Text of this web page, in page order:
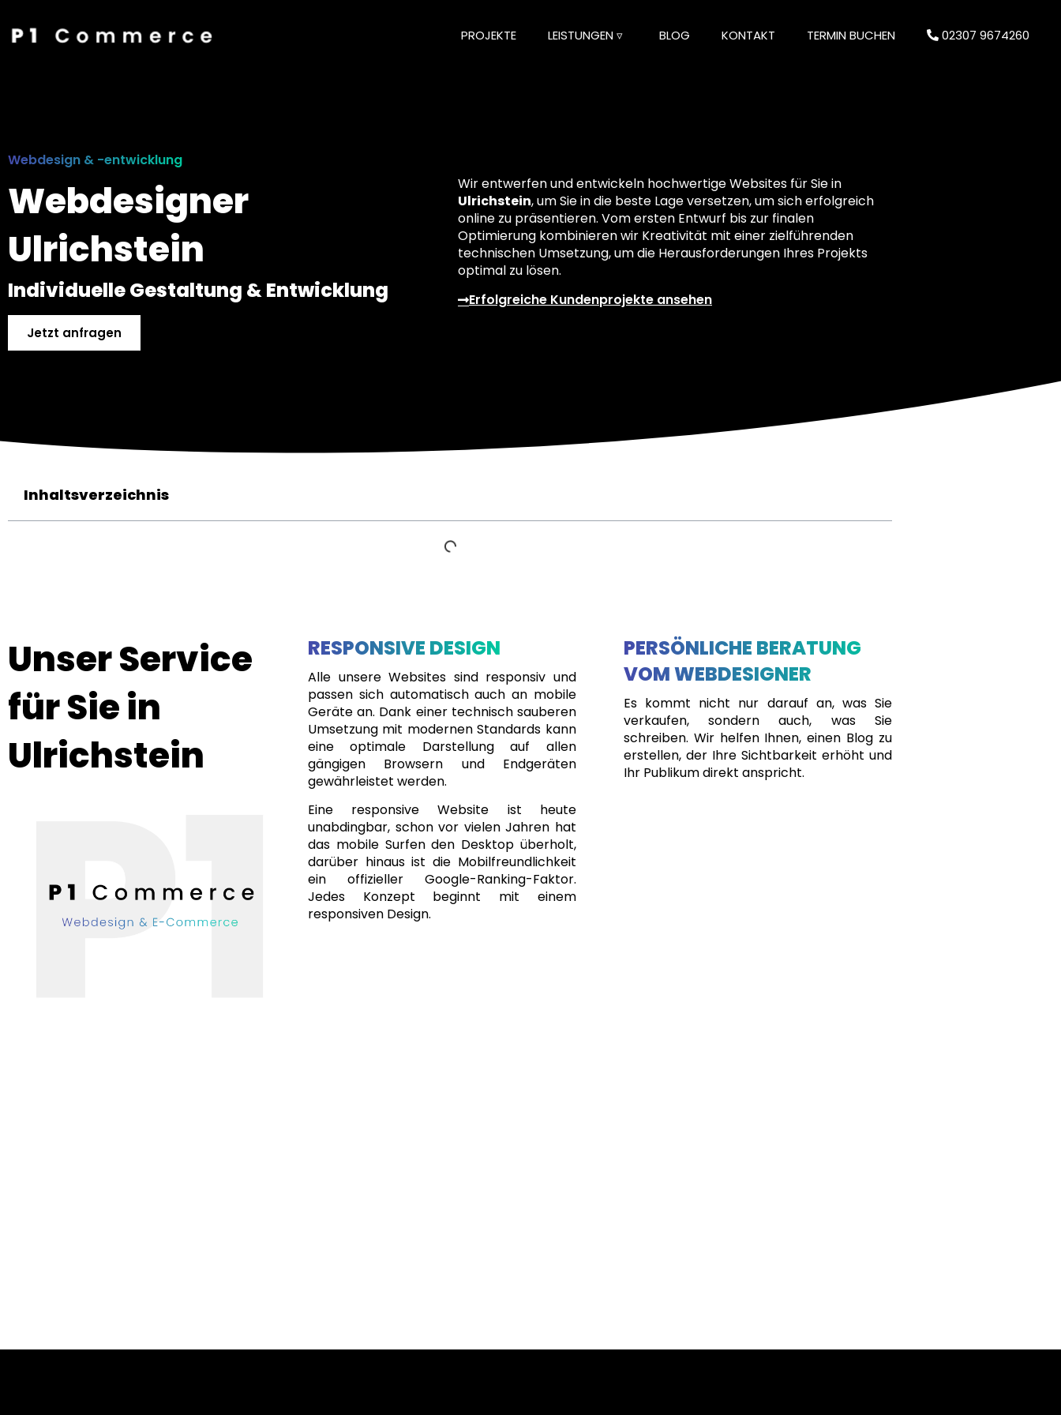
PROJEKTE LEISTUNGEN ▿ BLOG KONTAKT TERMIN BUCHEN 02307 9674260
Webdesign & -entwicklung
Webdesigner
Ulrichstein
Individuelle Gestaltung & Entwicklung
Jetzt anfragen
Wir entwerfen und entwickeln hochwertige Websites für Sie in
Ulrichstein, um Sie in die beste Lage versetzen, um sich erfolgreich
online zu präsentieren. Vom ersten Entwurf bis zur finalen
Optimierung kombinieren wir Kreativität mit einer zielführenden
technischen Umsetzung, um die Herausforderungen Ihres Projekts
optimal zu lösen.
Erfolgreiche Kundenprojekte ansehen
Inhaltsverzeichnis
Unser Service
für Sie in
Ulrichstein
RESPONSIVE DESIGN
Alle unsere Websites sind responsiv und
passen sich automatisch auch an mobile
Geräte an. Dank einer technisch sauberen
Umsetzung mit modernen Standards kann
eine optimale Darstellung auf allen
gängigen Browsern und Endgeräten
gewährleistet werden.
Eine responsive Website ist heute
unabdingbar, schon vor vielen Jahren hat
das mobile Surfen den Desktop überholt,
darüber hinaus ist die Mobilfreundlichkeit
ein offizieller Google-Ranking-Faktor.
Jedes Konzept beginnt mit einem
responsiven Design.
PERSÖNLICHE BERATUNG
VOM WEBDESIGNER
Es kommt nicht nur darauf an, was Sie
verkaufen, sondern auch, was Sie
schreiben. Wir helfen Ihnen, einen Blog zu
erstellen, der Ihre Sichtbarkeit erhöht und
Ihr Publikum direkt anspricht.